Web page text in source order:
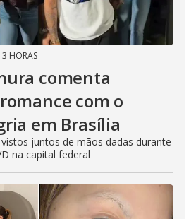
3 HORAS
comenta
com o
em Brasília
juntos de mãos dadas durante
na capital federal